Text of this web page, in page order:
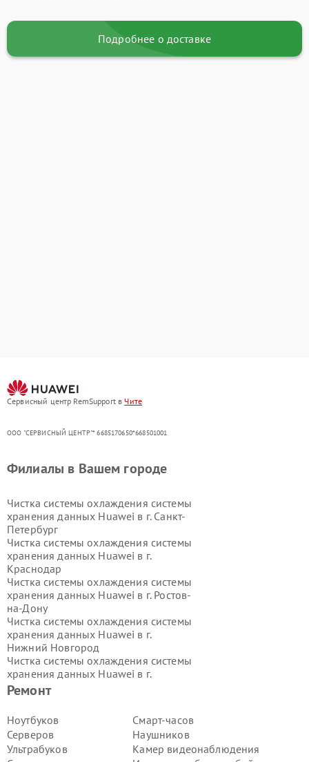
Подробнее о доставке
Сервисный центр RemSupport вЧите
ООО "СЕРВИСНЫЙ ЦЕНТР"* 6685170650*668501001
Ремонт
Ноутбуков
Серверов
Ультрабуков
Смарт-часов
Наушников
Камер видеонаблюдения
Филиалы в Вашем городе
Чистка системы охлаждения системы
хранения данных Huawei в г. Санкт-
Петербург
Чистка системы охлаждения системы
хранения данных Huawei в г.
Краснодар
Чистка системы охлаждения системы
хранения данных Huawei в г. Ростов-
на-Дону
Чистка системы охлаждения системы
хранения данных Huawei в г.
Нижний Новгород
Чистка системы охлаждения системы
хранения данных Huawei в г.
Новосибирск
Чистка системы охлаждения системы
хранения данных Huawei в г.
Екатеринбург
Чистка системы охлаждения системы
хранения данных Huawei в г.Казань